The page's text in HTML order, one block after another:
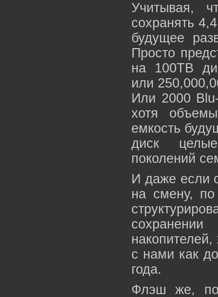
Учитывая,
сохранять
будущее
Просто
на 100TB
или
Или 2000
хотя
емкость
диск
поколений
И даже если
на смену,
накопителей,
с нами как
года.
Флэш же,